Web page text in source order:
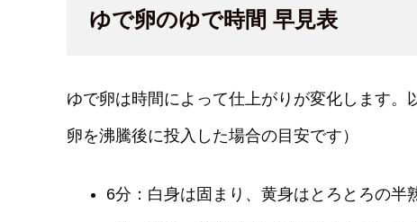
ゆで卵のゆで時間 早見表
ゆで卵は時間によって仕上がりが変化します
卵を沸騰後に投入した場合の目安です）
6分：白身は固まり、黄身はとろとろの半